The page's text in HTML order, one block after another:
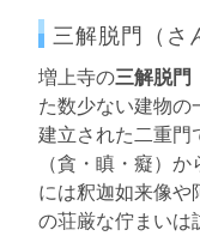
三解脱門（さ
増上寺の三解脱門
た数少ない建物
建立された二重門
（貪・瞋・癡）
には釈迦如来像
の荘厳な佇まいは